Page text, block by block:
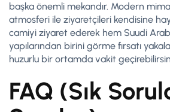
başka önemli mekandır. Modern
atmosferi ile ziyaretçileri kendisine
camiyi ziyaret ederek hem Suudi
yapılarından birini görme fırsatı
huzurlu bir ortamda vakit
FAQ (Sık